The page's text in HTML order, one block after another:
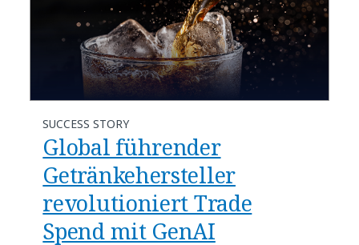
SUCCESS STORY
Global führender
Getränkehersteller
revolutioniert Trade
Spend mit GenAI